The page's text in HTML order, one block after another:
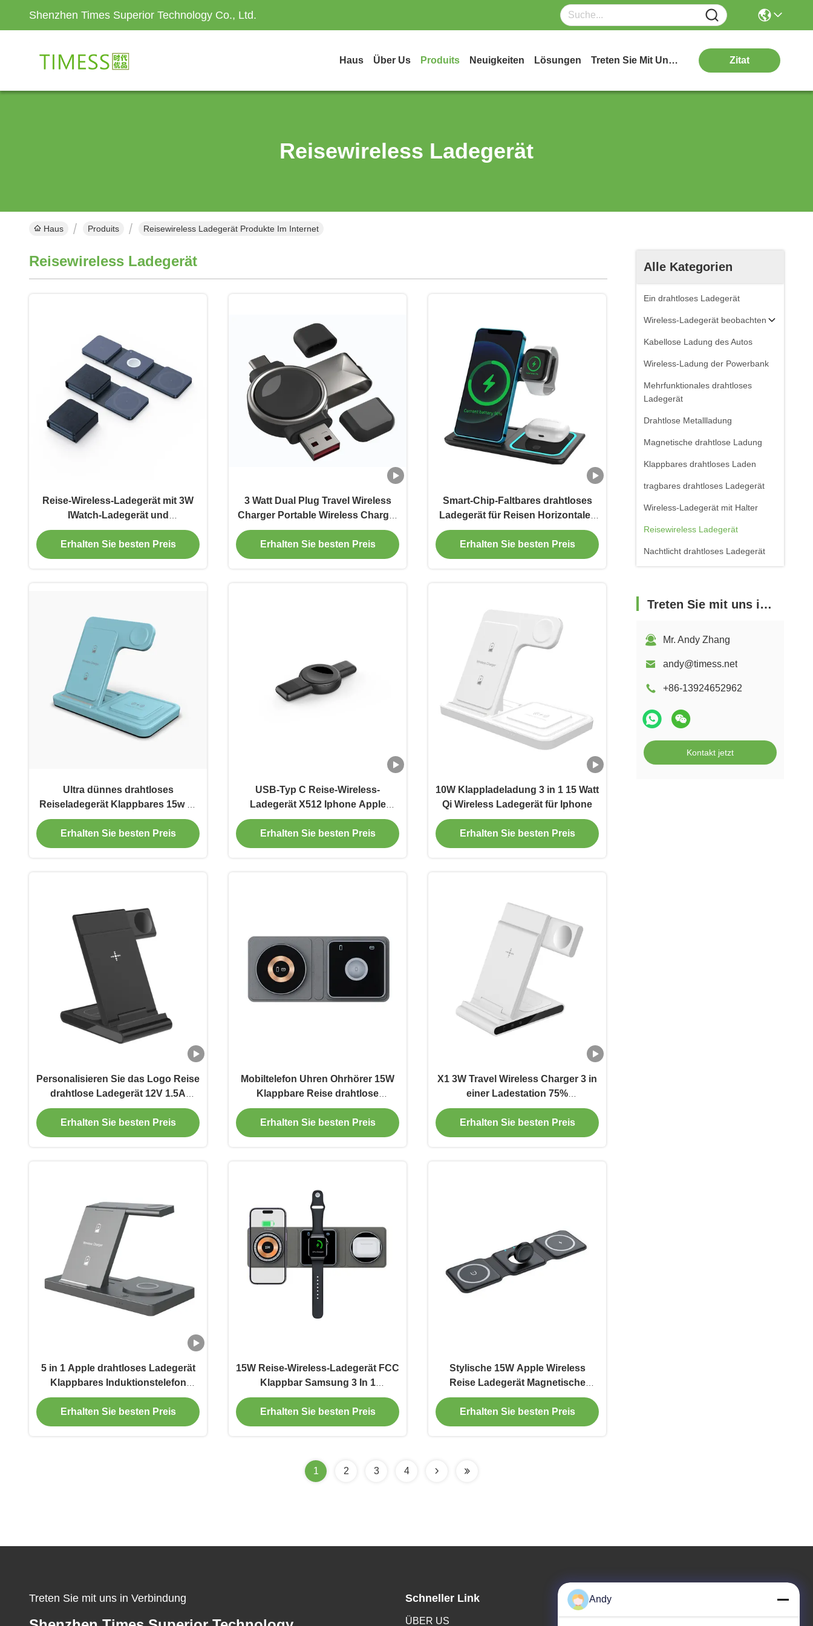
Shenzhen Times Superior Technology Co., Ltd.
Haus Über Us Produits Neuigkeiten Lösungen Treten Sie Mit Uns In Verbindung Zitat
Reisewireless Ladegerät
Haus Produits Reisewireless Ladegerät Produkte Im Internet
Alle Kategorien
Ein drahtloses Ladegerät
Wireless-Ladegerät beobachten
Kabellose Ladung des Autos
Wireless-Ladung der Powerbank
Mehrfunktionales drahtloses
Ladegerät
Drahtlose Metallladung
Magnetische drahtlose Ladung
Klappbares drahtloses Laden
tragbares drahtloses Ladegerät
Wireless-Ladegerät mit Halter
Reisewireless Ladegerät
Nachtlicht drahtloses Ladegerät
Treten Sie mit uns in Verbindung
Mr. Andy Zhang
andy@timess.net
+86-13924652962
Kontakt jetzt
Reisewireless Ladegerät
Reise-Wireless-Ladegerät mit 3W
IWatch-Ladegerät und
Mehrfachschutz
Erhalten Sie besten Preis
3 Watt Dual Plug Travel Wireless
Charger Portable Wireless Charger
für Samsung Galaxy Uhren
Erhalten Sie besten Preis
Smart-Chip-Faltbares drahtloses
Ladegerät für Reisen Horizontales
vertikales drahtloses Ladegerät
Erhalten Sie besten Preis
Ultra dünnes drahtloses
Reiseladegerät Klappbares 15w Qi
drahtloses Ladegerät für
Smartphones
Erhalten Sie besten Preis
USB-Typ C Reise-Wireless-
Ladegerät X512 Iphone Apple
Watch-Ladegerät Für Samsung
Erhalten Sie besten Preis
10W Klappladeladung 3 in 1 15 Watt
Qi Wireless Ladegerät für Iphone
Erhalten Sie besten Preis
Personalisieren Sie das Logo Reise
drahtlose Ladegerät 12V 1.5A
Apple 3 In 1 drahtlose Ladegerät
Erhalten Sie besten Preis
Mobiltelefon Uhren Ohrhörer 15W
Klappbare Reise drahtlose
Ladegerät Blau und Grau
Erhalten Sie besten Preis
X1 3W Travel Wireless Charger 3 in
einer Ladestation 75%
Ladeeffizienz CE
Erhalten Sie besten Preis
5 in 1 Apple drahtloses Ladegerät
Klappbares Induktionstelefon
Ladegerät kompatibel Apple &
Android Schwarz und weiß
Erhalten Sie besten Preis
15W Reise-Wireless-Ladegerät FCC
Klappbar Samsung 3 In 1
Ladevorrichtung Schwarz
Erhalten Sie besten Preis
Stylische 15W Apple Wireless
Reise Ladegerät Magnetische
faltbare drahtlose Ladegerät für
Telefon
Erhalten Sie besten Preis
1 2 3 4
Treten Sie mit uns in Verbindung Schneller Link
ÜBER US
Unsere Adresse
Andy